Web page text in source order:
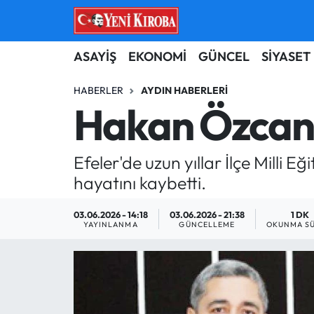
ASAYİŞ EKONOMİ GÜNCEL SİYASET
HABERLER AYDIN HABERLERI
Hakan
Efeler'de uzun yıllar İlçe Milli
hayatını kaybetti.
03.06.2026 - 14:18
YAYINLANMA
03.06.2026 - 21:38
GÜNCELLEME
1 DK
OKUNMA
ASAYİŞ
BİLİM-TEKNOLOJİ
DÜNYA
EKONOMİ
Aydın Nöbetçi Eczaneler
Aydın Hava Durumu
Aydin Namaz Vakitleri
Aydın Trafik Yoğunluk Haritası
Süper Lig Puan Durumu ve Fikstür
Tüm Manşetler
Son Dakika Haberleri